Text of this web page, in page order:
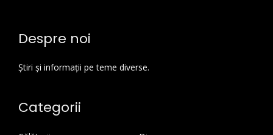
Despre noi
Știri și informații pe teme diverse.
Categorii